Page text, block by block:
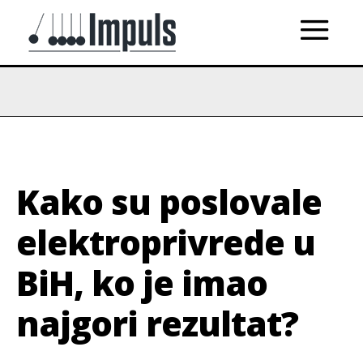
Kako su poslovale
elektroprivrede u
BiH, ko je imao
najgori rezultat?